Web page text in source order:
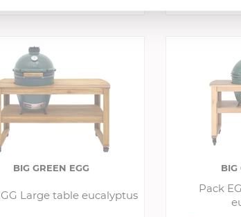
BIG GREEN EGG
Large table eucalyptus
BIG
Pack